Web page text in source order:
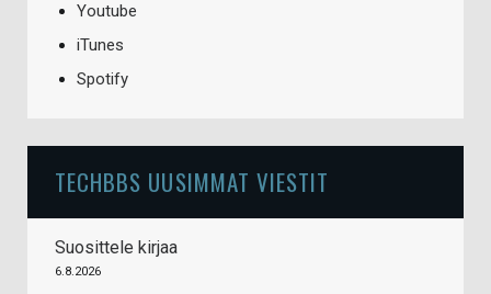
Youtube
iTunes
Spotify
TECHBBS UUSIMMAT VIESTIT
Suosittele kirjaa
6.8.2026